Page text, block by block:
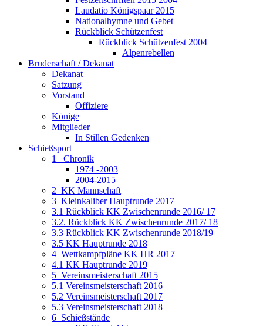
Laudatio Königspaar 2015
Nationalhymne und Gebet
Rückblick Schützenfest
Rückblick Schützenfest 2004
Alpenrebellen
Bruderschaft / Dekanat
Dekanat
Satzung
Vorstand
Offiziere
Könige
Mitglieder
In Stillen Gedenken
Schießsport
1_ Chronik
1974 -2003
2004-2015
2_KK Mannschaft
3_Kleinkaliber Hauptrunde 2017
3.1 Rückblick KK Zwischenrunde 2016/ 17
3.2. Rückblick KK Zwischenrunde 2017/ 18
3.3 Rückblick KK Zwischenrunde 2018/19
3.5 KK Hauptrunde 2018
4_Wettkampfpläne KK HR 2017
4.1 KK Hauptrunde 2019
5_Vereinsmeisterschaft 2015
5.1 Vereinsmeisterschaft 2016
5.2 Vereinsmeisterschaft 2017
5.3 Vereinsmeisterschaft 2018
6_Schießstände